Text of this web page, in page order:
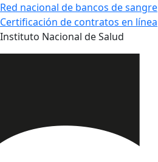
Red nacional de bancos de sangre
Certificación de contratos en línea
Instituto Nacional de Salud